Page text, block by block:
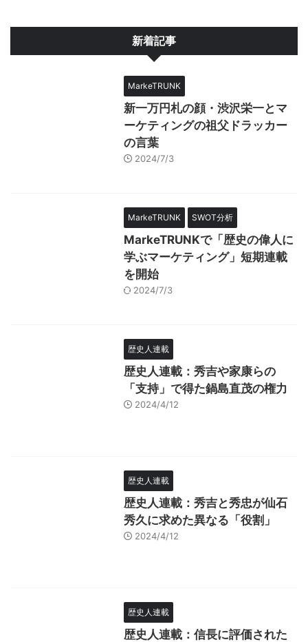
新着記事
MarkeTRUNK
新一万円札の顔・渋沢栄一とマ
ーケティングの祖父ドラッカー
の言葉
2024/7/3
MarkeTRUNK SWOT分析
MarkeTRUNKで「歴史の偉人に
学ぶマーケティング」短期連載
を開始
2024/7/3
歴史人連載
歴史人連載：秀吉や家康らの
「支持」で得た鍋島直茂の権力
2024/4/12
歴史人連載
歴史人連載：秀吉と秀忠が仙石
秀久に求めた異なる「役割」
2024/4/12
歴史人連載
歴史人連載：信長に評価された